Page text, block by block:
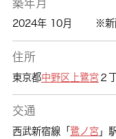
築年月
2024年 10月 ※新
住所
東京都中野区 上鷺宮２
交通
西武新宿線「 鷺ノ宮」